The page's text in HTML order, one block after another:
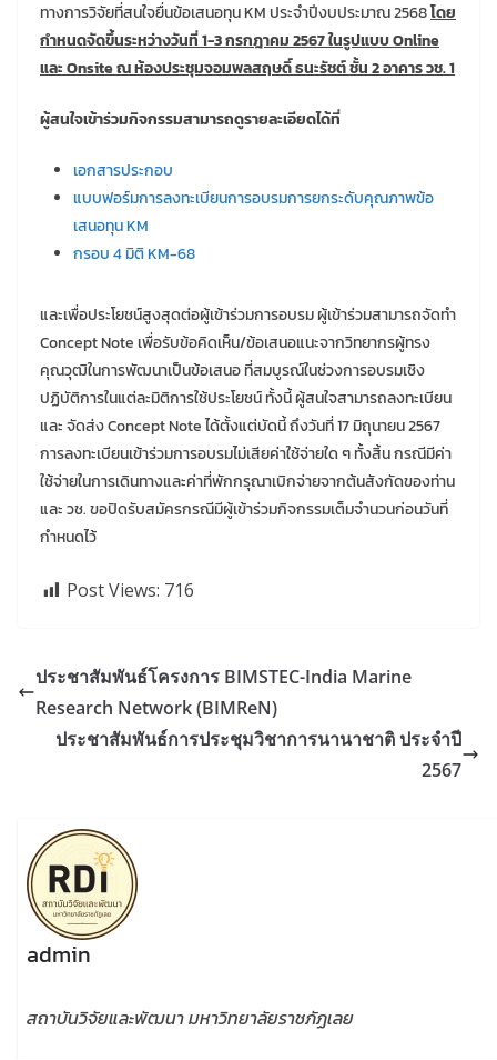
ทางการวิจัยที่สนใจยื่นข้อเสนอทุน KM ประจำปีงบประมาณ 2568โดย
กำหนดจัดขึ้นระหว่างวันที่ 1-3 กรกฎาคม 2567 ในรูปแบบ Online
และ Onsite ณ ห้องประชุมจอมพลสฤษดิ์ ธนะรัชต์ ชั้น 2 อาคาร วช. 1
ผู้สนใจเข้าร่วมกิจกรรมสามารถดูรายละเอียดได้ที่
เอกสารประกอบ
แบบฟอร์มการลงทะเบียนการอบรมการยกระดับคุณภาพข้อ
เสนอทุน KM
กรอบ 4 มิติ KM-68
และเพื่อประโยชน์สูงสุดต่อผู้เข้าร่วมการอบรม ผู้เข้าร่วมสามารถจัดทำ
Concept Note เพื่อรับข้อคิดเห็น/ข้อเสนอแนะจากวิทยากรผู้ทรง
คุณวุฒิในการพัฒนาเป็นข้อเสนอ ที่สมบูรณ์ในช่วงการอบรมเชิง
ปฏิบัติการในแต่ละมิติการใช้ประโยชน์ ทั้งนี้ ผู้สนใจสามารถลงทะเบียน
และ จัดส่ง Concept Note ได้ตั้งแต่บัดนี้ ถึงวันที่ 17 มิถุนายน 2567
การลงทะเบียนเข้าร่วมการอบรมไม่เสียค่าใช้จ่ายใด ๆ ทั้งสิ้น กรณีมีค่า
ใช้จ่ายในการเดินทางและค่าที่พักกรุณาเบิกจ่ายจากต้นสังกัดของท่าน
และ วช. ขอปิดรับสมัครกรณีมีผู้เข้าร่วมกิจกรรมเต็มจำนวนก่อนวันที่
กำหนดไว้
Post Views: 716
ประชาสัมพันธ์โครงการ BIMSTEC-India Marine
Research Network (BIMReN)
ประชาสัมพันธ์การประชุมวิชาการนานาชาติ ประจำปี
2567
admin
สถาบันวิจัยและพัฒนา มหาวิทยาลัยราชภัฏเลย